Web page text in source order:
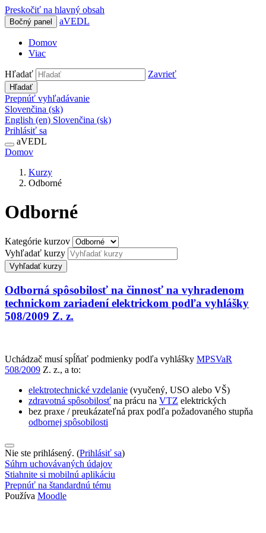
Preskočiť na hlavný obsah
Bočný panel aVEDL
Domov
Viac
Hľadať Zavrieť
Hľadať
Prepnúť vyhľadávanie
Slovenčina ‎(sk)‎
English ‎(en)‎ Slovenčina ‎(sk)‎
Prihlásiť sa
aVEDL
Domov
Kurzy
Odborné
Odborné
Kategórie kurzov
Vyhľadať kurzy
Vyhľadať kurzy
Odborná spôsobilosť na činnosť na vyhradenom
technickom zariadení elektrickom podľa vyhlášky
508/2009 Z. z.
Uchádzač musí spĺňať podmienky podľa vyhlášky MPSVaR
508/2009 Z. z., a to:
elektrotechnické vzdelanie (vyučený, USO alebo VŠ)
zdravotná spôsobilosť na prácu na VTZ elektrických
bez praxe / preukázateľná prax podľa požadovaného stupňa
odbornej spôsobilosti
Nie ste prihlásený. (Prihlásiť sa)
Súhrn uchovávaných údajov
Stiahnite si mobilnú aplikáciu
Prepnúť na štandardnú tému
Používa Moodle